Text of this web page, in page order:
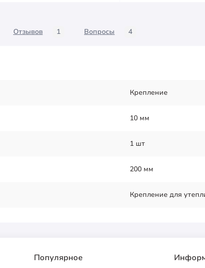
Отзывов 1 Вопросы 4
Крепление
10 мм
1 шт
200 мм
Крепление для
Популярное